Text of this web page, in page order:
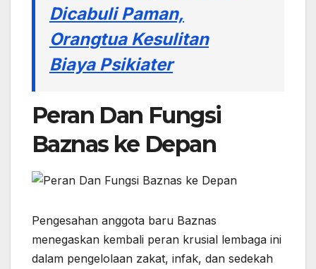
Dicabuli Paman,
Orangtua Kesulitan
Biaya Psikiater
Peran Dan Fungsi
Baznas ke Depan
Pengesahan anggota baru Baznas
menegaskan kembali peran krusial lembaga ini
dalam pengelolaan zakat, infak, dan sedekah